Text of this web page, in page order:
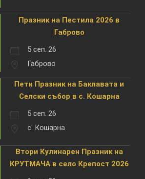
Празник на Пестила 2026 в
Габрово
5 сеп. 26
Габрово
Пети Празник на Баклавата и
Селски събор в с. Кошарна
5 сеп. 26
с. Кошарна
Втори Кулинарен Празник на
КРУТМАЧА в село Крепост 2026